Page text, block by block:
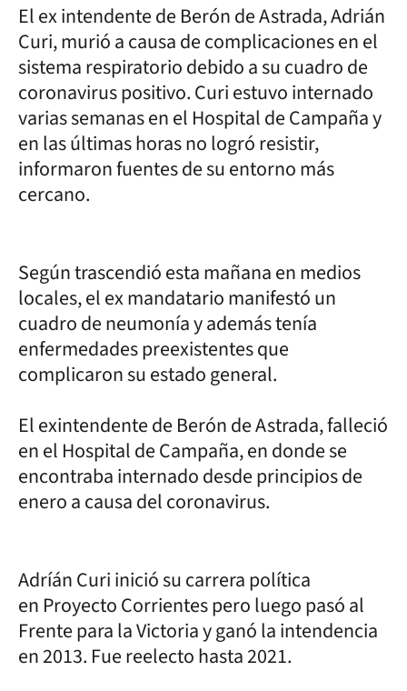
El ex intendente de Berón de Astrada, Adrián
Curi, murió a causa de complicaciones en el
sistema respiratorio debido a su cuadro de
coronavirus positivo. Curi estuvo internado
varias semanas en el Hospital de Campaña y
en las últimas horas no logró resistir,
informaron fuentes de su entorno más
cercano.
Según trascendió esta mañana en medios
locales, el ex mandatario manifestó un
cuadro de neumonía y además tenía
enfermedades preexistentes que
complicaron su estado general.
El exintendente de Berón de Astrada, falleció
en el Hospital de Campaña, en donde se
encontraba internado desde principios de
enero a causa del coronavirus.
Adríán Curi inició su carrera política
en Proyecto Corrientes pero luego pasó al
Frente para la Victoria y ganó la intendencia
en 2013. Fue reelecto hasta 2021.